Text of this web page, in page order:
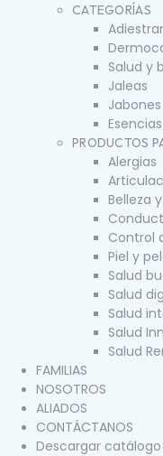
CATEGORÍAS
Salud y
Jaleas
PRODUCTOS
Alergias
Belleza
Control
Piel y
Salud
Salud
Salud
Salud
Salud
FAMILIAS
NOSOTROS
ALIADOS
CONTÁCTANOS
Descargar catálogo